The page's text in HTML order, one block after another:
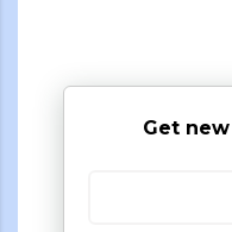
Get